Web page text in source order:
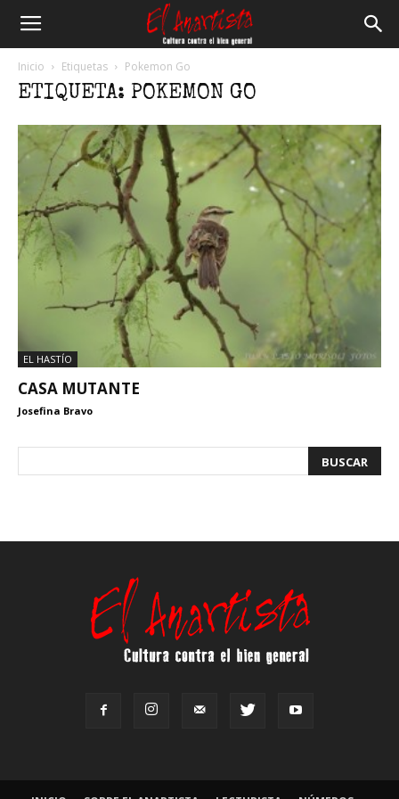
Inicio Etiquetas Pokemon Go
ETIQUETA: POKEMON GO
EL HASTÍO
CASA MUTANTE
Josefina Bravo